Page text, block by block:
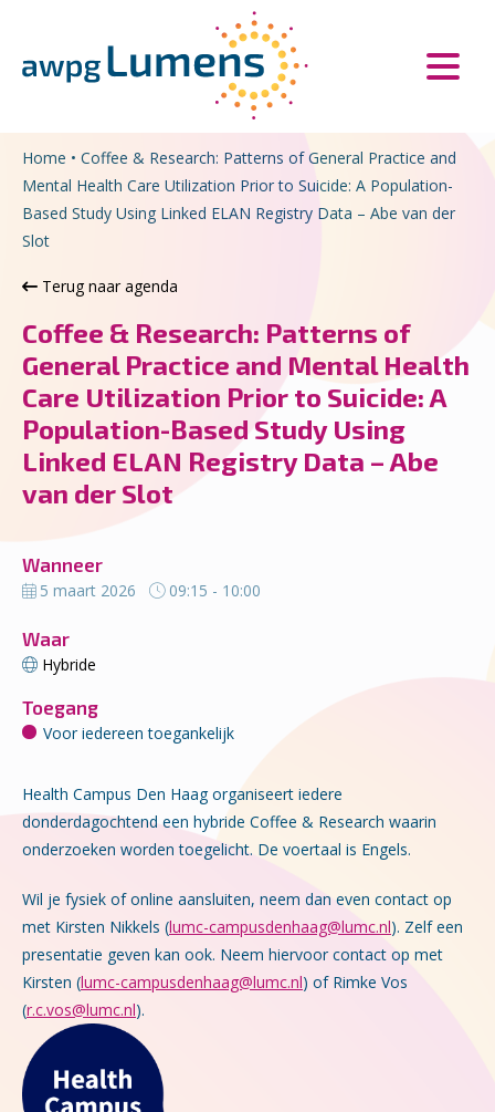
Home • Coffee & Research: Patterns of General Practice and
Mental Health Care Utilization Prior to Suicide: A Population-
Based Study Using Linked ELAN Registry Data – Abe van der
Slot
Terug naar agenda
Coffee & Research: Patterns of
General Practice and Mental Health
Care Utilization Prior to Suicide: A
Population-Based Study Using
Linked ELAN Registry Data – Abe
van der Slot
Wanneer
5 maart 2026 09:15 - 10:00
Waar
Hybride
Toegang
Voor iedereen toegankelijk
Health Campus Den Haag organiseert iedere
donderdagochtend een hybride Coffee & Research waarin
onderzoeken worden toegelicht. De voertaal is Engels.
Wil je fysiek of online aansluiten, neem dan even contact op
met Kirsten Nikkels (lumc-campusdenhaag@lumc.nl). Zelf een
presentatie geven kan ook. Neem hiervoor contact op met
Kirsten (lumc-campusdenhaag@lumc.nl) of Rimke Vos
(r.c.vos@lumc.nl).